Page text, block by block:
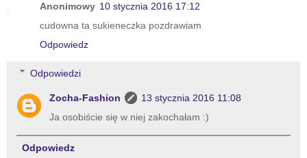
Anonimowy 10 stycznia 2016 17:12
cudowna ta sukieneczka pozdrawiam
Odpowiedz
Odpowiedzi
Zocha-Fashion
13 stycznia 2016 11:08
Ja osobiście się w niej zakochałam :)
Odpowiedz